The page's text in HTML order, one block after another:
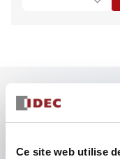
Ce site web utilise
Fixation par